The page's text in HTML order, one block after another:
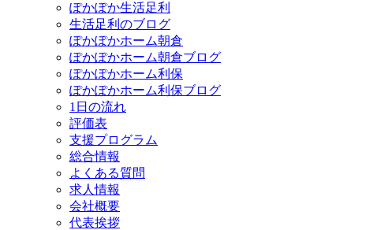
ぽかぽか生活足利
生活足利のブログ
ぽかぽかホーム朝倉
ぽかぽかホーム朝倉ブログ
ぽかぽかホーム利保
ぽかぽかホーム利保ブログ
1日の流れ
評価表
支援プログラム
総合情報
よくある質問
求人情報
会社概要
代表挨拶